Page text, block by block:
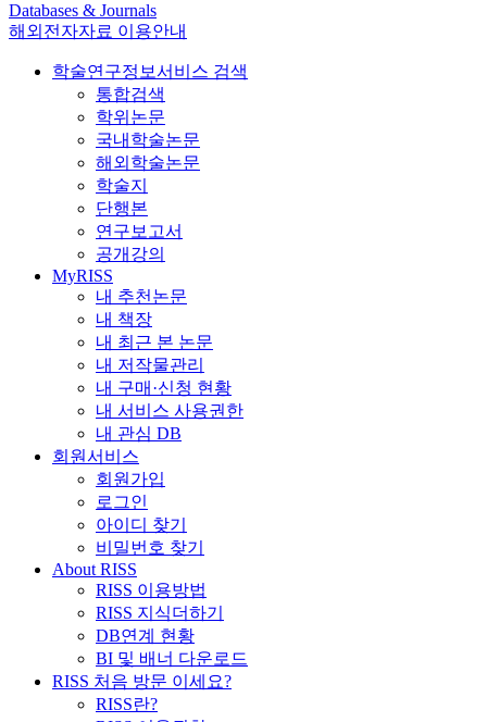
Databases & Journals
해외전자자료 이용안내
학술연구정보서비스 검색
통합검색
학위논문
국내학술논문
해외학술논문
학술지
단행본
연구보고서
공개강의
MyRISS
내 추천논문
내 책장
내 최근 본 논문
내 저작물관리
내 구매·신청 현황
내 서비스 사용권한
내 관심 DB
회원서비스
회원가입
로그인
아이디 찾기
비밀번호 찾기
About RISS
RISS 이용방법
RISS 지식더하기
DB연계 현황
BI 및 배너 다운로드
RISS 처음 방문 이세요?
RISS란?